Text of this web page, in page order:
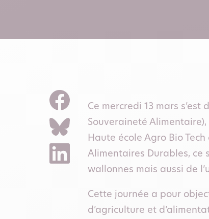
Ce mercredi 13 mars s’est
Souveraineté
Haute école Agro Bio
Alimentaires Durables, ce
wallonnes mais aussi de
Cette journée a pour
d’agriculture et